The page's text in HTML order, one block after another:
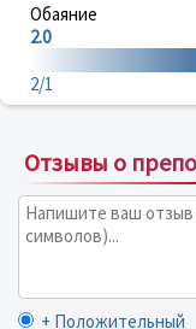
Обаяние
2.0
2/1
Отзывы о
+ Положительный